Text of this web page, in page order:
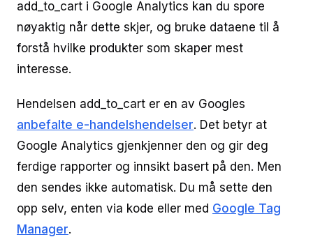
add_to_cart i Google Analytics kan du spore
nøyaktig når dette skjer, og bruke dataene til å
forstå hvilke produkter som skaper mest
interesse.
Hendelsen add_to_cart er en av Googles
anbefalte e-handelshendelser. Det betyr at
Google Analytics gjenkjenner den og gir deg
ferdige rapporter og innsikt basert på den. Men
den sendes ikke automatisk. Du må sette den
opp selv, enten via kode eller med Google Tag
Manager.